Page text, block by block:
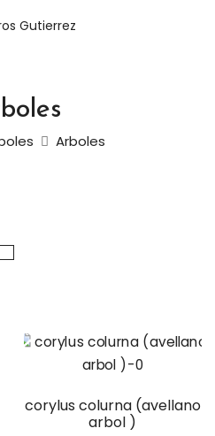
Arboles
corylus colurna (avellano
arbol )